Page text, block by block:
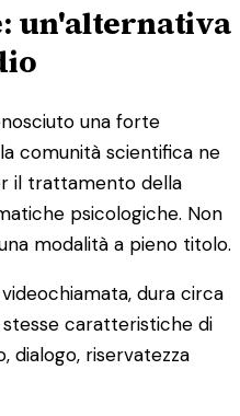
un'alternativa
una forte
comunità scientifica ne
il trattamento della
psicologiche. Non
modalità a pieno titolo.
dura circa
caratteristiche di
dialogo, riservatezza